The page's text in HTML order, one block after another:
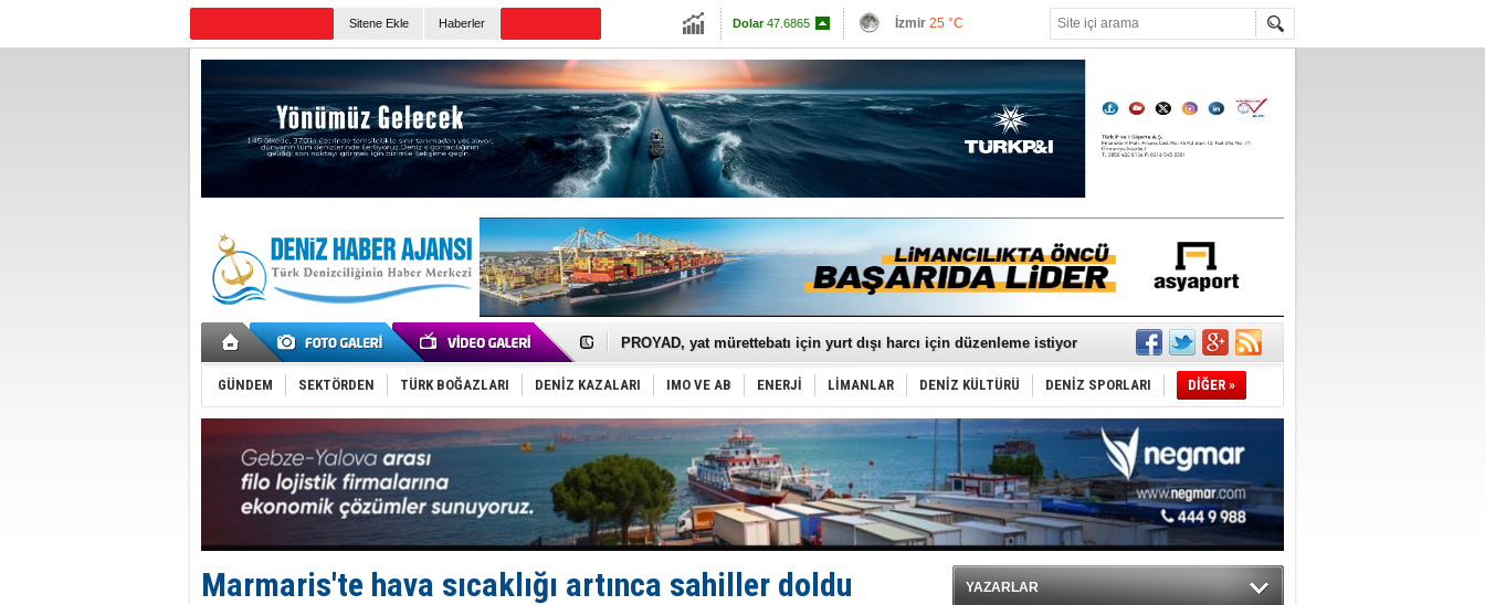
Sitene Ekle Haberler Euro54.9695 Antalya23 °C
Muğla23 °C
Çanakkale22 °C
Anadolu Tersanesi EYDEP’te A sertifikası alan ilk tersane oldu
Derince, ILCA Masters Türkiye Şampiyonası’na ev sahipliği yapacak
Tüpraş, ham petrol taşımacılığına 4 yeni tanker daha ekliyor
İTU AUV, Dünya’da 2. oldu!
LNG taşımacılığında maliyetler katlandı
Türkiye-Irak enerji hattında yeni dönem başlıyor
Türk Armatöre 'Uyuşturucu' tutuklaması!
Deniz turizminde yeni ‘Ceza Rejimi’!
DÖDER, 28. Dönem Yönetim Kurulu Başkanını seçti!
Fairline, Türkiye’de ‘SoleMarin’i seçti
Baltık Denizi'nde tarih yazıldı!
Runit kubbesi okyanusun derinliklerinde halkı tehdit ediyor
Limana dadandılar, 10 tekneyi soydular!
Türk Loydu’na Süveyş tonaj yetkisi
GÜNDEM SEKTÖRDEN TÜRK BOĞAZLARI DENİZ KAZALARI IMO VE AB ENERJİ LİMANLAR DENİZ KÜLTÜRÜ DENİZ SPORLARI DİĞER »
Marmaris'te hava sıcaklığı artınca sahiller doldu YAZARLAR
Sayın Abdulkadir Uraloğlu, şaibeli bir
isim olan Ali Kurumahmut’a ne
danışıyorsunuz?
JURNAL
Kirli geçmişi olanlar, ahlak dersi
veremez!
Kpt. Dr. HASAN TERZİ
Montrö, yurtta ve dünyada barıştır
inşa sanayi üzerine etkileri